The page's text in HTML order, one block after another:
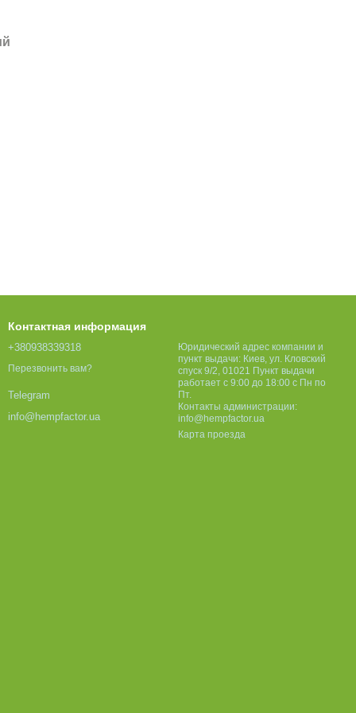
Контактная информация
+380938339318
Перезвонить вам?
Telegram
info@hempfactor.ua
Юридический адрес компании и
пункт выдачи: Киев, ул. Кловский
спуск 9/2, 01021 Пункт выдачи
работает с 9:00 до 18:00 с Пн по
Пт.
Контакты администрации:
info@hempfactor.ua
Карта проезда